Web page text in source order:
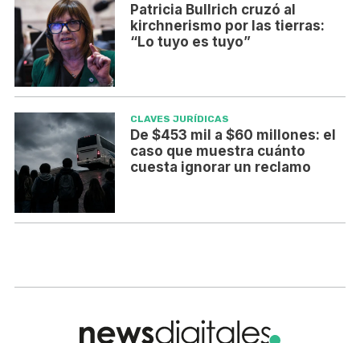
Patricia Bullrich cruzó al
kirchnerismo por las tierras:
“Lo tuyo es tuyo”
CLAVES JURÍDICAS
De $453 mil a $60 millones: el
caso que muestra cuánto
cuesta ignorar un reclamo